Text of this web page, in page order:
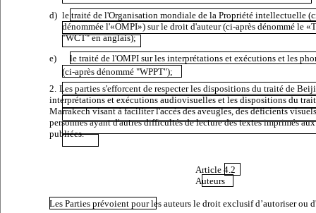
d) le traité de l'Organisation mondiale de la Propriété intellectuelle
dénommée l'«OMPI») sur le droit d'auteur (ci-après dénommé le
"WCT" en anglais);
e)
le traité de l'OMPI sur les interprétations et exécutions et les
(ci-après dénommé "WPPT");
2. Les parties s'efforcent de respecter les dispositions du traité de
interprétations et exécutions audiovisuelles et les dispositions du
Marrakech visant à faciliter l'accès des aveugles, des déficients
personnes ayant d'autres difficultés de lecture des textes imprimés
publiées.
Article 4.2
Auteurs
Les Parties prévoient pour les auteurs le droit exclusif d’autoriser ou